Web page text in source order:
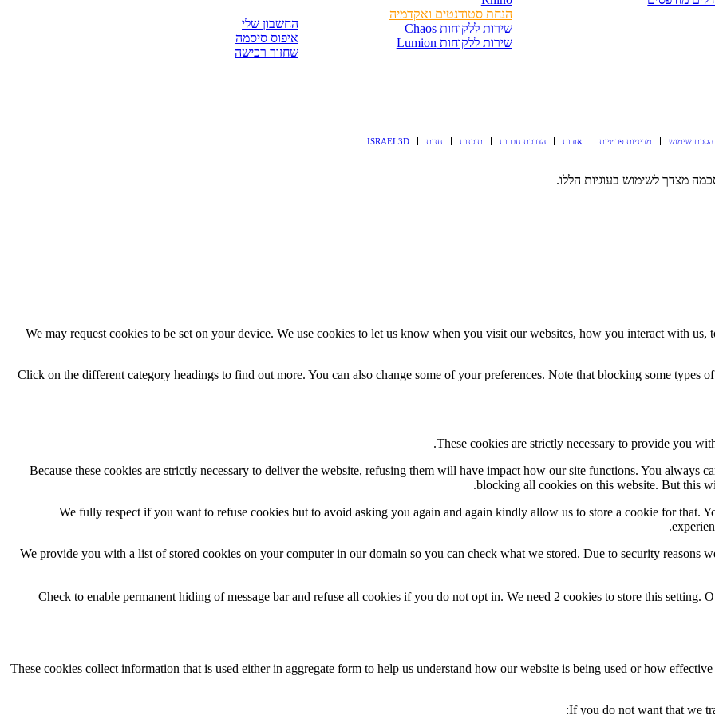
החשבון שלי
איפוס סיסמה
שחזור רכישה
הנחת סטודנטים ואקדמיה
שירות ללקוחות Chaos
שירות ללקוחות Lumion
ISRAEL3D חנות תוכנות הדרכת חברות אודות מדיניות פרטיות הסכם שימוש
מצדך לשימוש בעוגיות הללו.
We may request cookies to be set on your device. We use cookies to let us know when you visit our websites, how you interact with
Click on the different category headings to find out more. You can also change some of your preferences. Note that blocking some types
These cookies are strictly necessary to provide you
Because these cookies are strictly necessary to deliver the website, refusing them will have impact how our site functions. You always
blocking all cookies on this website. But this
We fully respect if you want to refuse cookies but to avoid asking you again and again kindly allow us to store a cookie for that.
We provide you with a list of stored cookies on your computer in our domain so you can check what we stored. Due to security reasons
Check to enable permanent hiding of message bar and refuse all cookies if you do not opt in. We need 2 cookies to store this
These cookies collect information that is used either in aggregate form to help us understand how our website is being used or how
If you do not want that we